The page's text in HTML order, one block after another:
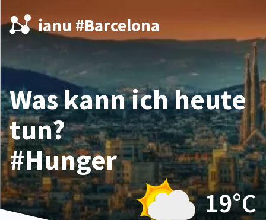
ianu #Barcelona
Was kann ich heute
tun?
#Hunger
19°C